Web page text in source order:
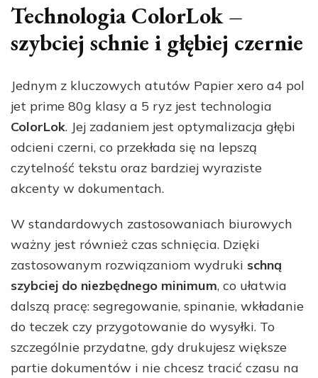
Technologia ColorLok –
szybciej schnie i głębiej czernie
Jednym z kluczowych atutów Papier xero a4 pol
jet prime 80g klasy a 5 ryz jest technologia
ColorLok. Jej zadaniem jest optymalizacja głębi
odcieni czerni, co przekłada się na lepszą
czytelność tekstu oraz bardziej wyraziste
akcenty w dokumentach.
W standardowych zastosowaniach biurowych
ważny jest również czas schnięcia. Dzięki
zastosowanym rozwiązaniom wydruki schną
szybciej do niezbędnego minimum, co ułatwia
dalszą pracę: segregowanie, spinanie, wkładanie
do teczek czy przygotowanie do wysyłki. To
szczególnie przydatne, gdy drukujesz większe
partie dokumentów i nie chcesz tracić czasu na